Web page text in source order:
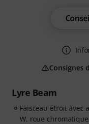
Lyre Beam
Faisceau étroit avec
W, roue
Consignes